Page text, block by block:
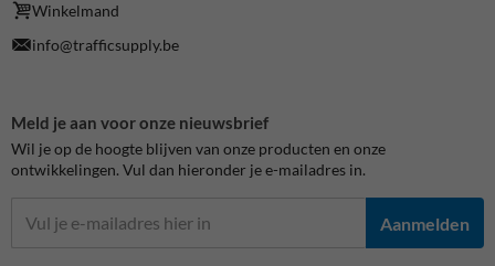
Winkelmand
info@trafficsupply.be
Meld je aan voor onze nieuwsbrief
Wil je op de hoogte blijven van onze producten en onze
ontwikkelingen. Vul dan hieronder je e-mailadres in.
Aanmelden